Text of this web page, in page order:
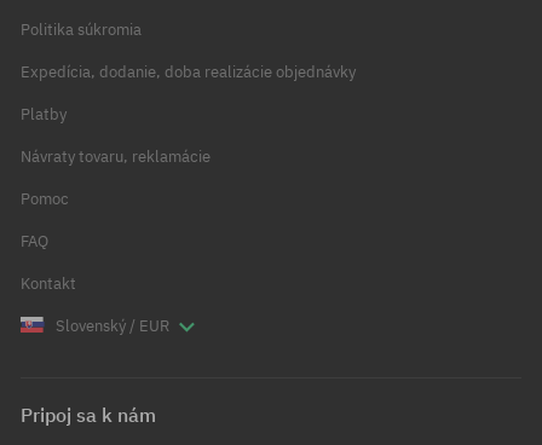
Politika súkromia
Expedícia, dodanie, doba realizácie objednávky
Platby
Návraty tovaru, reklamácie
Pomoc
FAQ
Kontakt
Slovenský / EUR
Pripoj sa k nám